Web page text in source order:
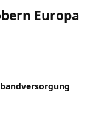
Europa